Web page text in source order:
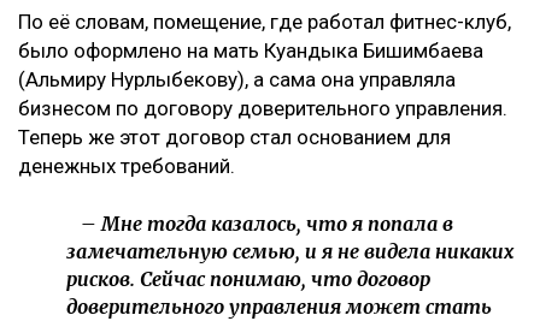
По её словам, помещение, где работал фитнес-клуб,
было оформлено на мать Куандыка Бишимбаева
(Альмиру Нурлыбекову), а сама она управляла
бизнесом по договору доверительного управления.
Теперь же этот договор стал основанием для
денежных требований.
– Мне тогда казалось, что я попала в
замечательную семью, и я не видела никаких
рисков. Сейчас понимаю, что договор
доверительного управления может стать